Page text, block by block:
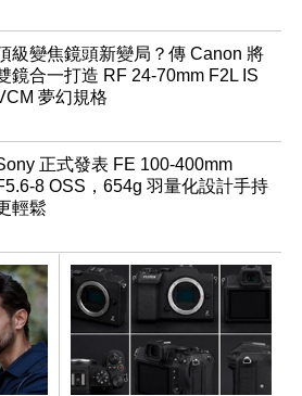
級變焦鏡頭新變局？傳 Canon 將
鏡合一打造 RF 24-70mm F2L IS
夢幻規格
正式發表 FE 100-400mm
8 OSS，654g 羽量化設計手持
輕鬆